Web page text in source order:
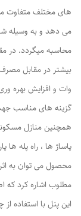
های مختلف متفاوت
بیشتر در مقابل مصرف
وات و افزایش بهره
گزینه های مناسب
همچنین منازل
پاساژ ها ، راه پله ها
محصول می توان به
مطلوب اشاره کرد